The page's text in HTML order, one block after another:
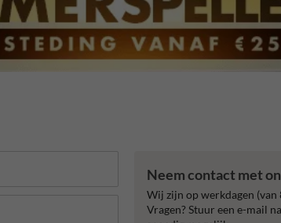
Neem contact met
Wij zijn op werkdagen
Vragen? Stuur een e-mail